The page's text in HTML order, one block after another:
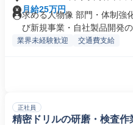
月給25万円
求める人物像 部門・体制強
び新規事業・自社製品開発の
業界未経験歓迎 交通費支給
正社員
精密ドリルの研磨・検査作